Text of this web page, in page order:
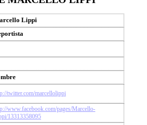
Lippi
twitter.com/marcellolippi
www.facebook.com/pages/Marcello-
13313358095